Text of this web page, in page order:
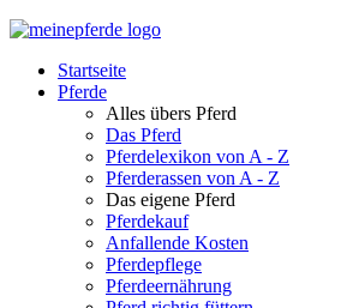
Startseite
Pferde
Alles übers Pferd
Das Pferd
Pferdelexikon von A - Z
Pferderassen von A - Z
Das eigene Pferd
Pferdekauf
Anfallende Kosten
Pferdepflege
Pferdeernährung